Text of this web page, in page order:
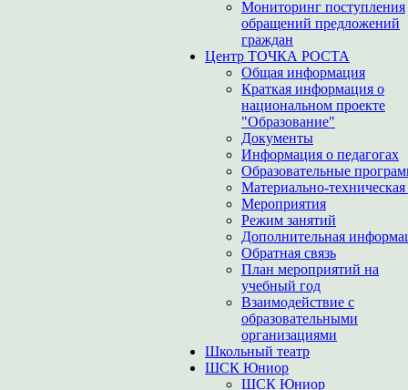
Мониторинг поступления
обращений предложений
граждан
Центр ТОЧКА РОСТА
Общая информация
Краткая информация о
национальном проекте
"Образование"
Документы
Информация о педагогах
Образовательные
Материально-техническая
Мероприятия
Режим занятий
Дополнительная
Обратная связь
План мероприятий на
учебный год
Взаимодействие с
образовательными
организациями
Школьный театр
ШСК Юниор
ШСК Юниор